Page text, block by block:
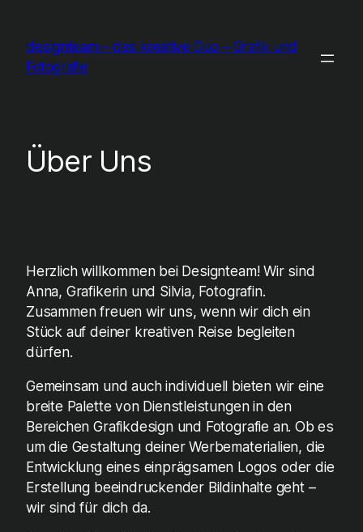
springen
designteam – das kreative Duo – Grafik und
Fotografie
Über Uns
Herzlich willkommen bei Designteam! Wir sind
Anna, Grafikerin und Silvia, Fotografin.
Zusammen freuen wir uns, wenn wir dich ein
Stück auf deiner kreativen Reise begleiten
dürfen.
Gemeinsam und auch individuell bieten wir eine
breite Palette von Dienstleistungen in den
Bereichen Grafikdesign und Fotografie an. Ob es
um die Gestaltung deiner Werbematerialien, die
Entwicklung eines einprägsamen Logos oder die
Erstellung beeindruckender Bildinhalte geht –
wir sind für dich da.